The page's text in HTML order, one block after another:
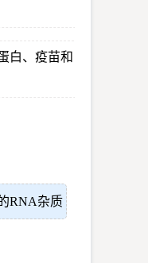
白、疫苗和
RNA杂质